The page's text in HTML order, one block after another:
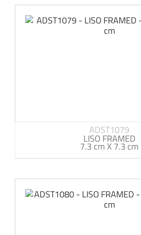
ADST1079
LISO FRAMED
7.3 cm X 7.3 cm